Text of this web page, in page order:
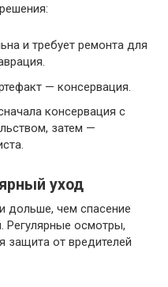
и требует ремонта для
— консервация.
консервация с
затем —
уход
дольше, чем спасение
Регулярные осмотры,
защита от вредителей